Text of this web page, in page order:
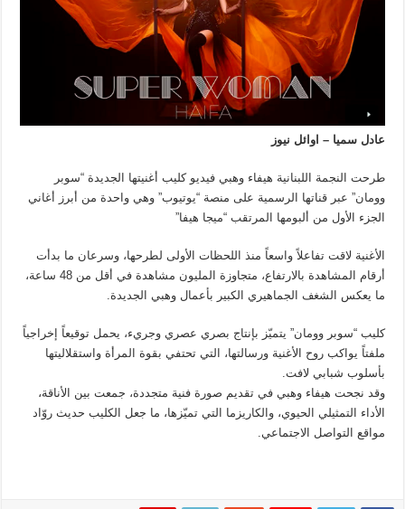
عادل سميا – اوائل نيوز
طرحت النجمة اللبنانية هيفاء وهبي فيديو كليب أغنيتها الجديدة “سوبر
وومان” عبر قناتها الرسمية على منصة “يوتيوب” وهي واحدة من أبرز أغاني
الجزء الأول من ألبومها المرتقب “ميجا هيفا”
الأغنية لاقت تفاعلاً واسعاً منذ اللحظات الأولى لطرحها، وسرعان ما بدأت
أرقام المشاهدة بالارتفاع، متجاوزة المليون مشاهدة في أقل من 48 ساعة،
ما يعكس الشغف الجماهيري الكبير بأعمال وهبي الجديدة.
كليب “سوبر وومان” يتميّز بإنتاج بصري عصري وجريء، يحمل توقيعاً إخراجياً
ملفتاً يواكب روح الأغنية ورسالتها، التي تحتفي بقوة المرأة واستقلاليتها
بأسلوب شبابي لافت.
وقد نجحت هيفاء وهبي في تقديم صورة فنية متجددة، جمعت بين الأناقة،
الأداء التمثيلي الحيوي، والكاريزما التي تميّزها، ما جعل الكليب حديث روّاد
مواقع التواصل الاجتماعي.